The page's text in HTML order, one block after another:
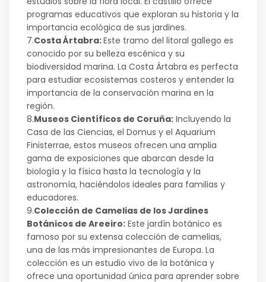
programas educativos que exploran su historia y la
importancia ecológica de sus jardines.
7.Costa Ártabra:Este tramo del litoral gallego es
conocido por su belleza escénica y su
biodiversidad marina. La Costa Ártabra es perfecta
para estudiar ecosistemas costeros y entender la
importancia de la conservación marina en la
región.
8.Museos Científicos de Coruña: Incluyendo la
Casa de las Ciencias, el Domus y el Aquarium
Finisterrae, estos museos ofrecen una amplia
gama de exposiciones que abarcan desde la
biología y la física hasta la tecnología y la
astronomía, haciéndolos ideales para familias y
educadores.
9.Colección de Camelias de los Jardines
Botánicos de Areeiro: Este jardín botánico es
famoso por su extensa colección de camelias,
una de las más impresionantes de Europa. La
colección es un estudio vivo de la botánica y
ofrece una oportunidad única para aprender sobre